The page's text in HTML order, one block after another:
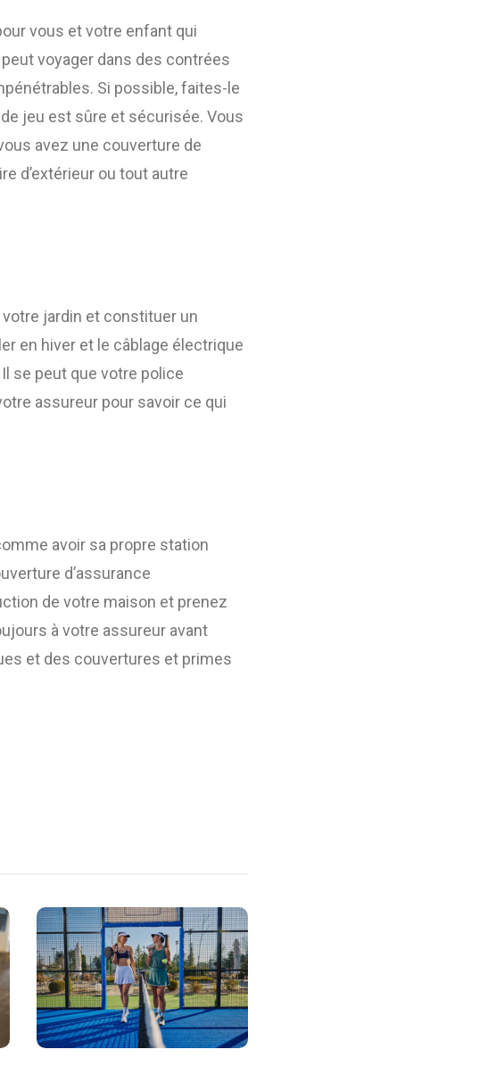
vous et votre enfant qui
voyager dans des contrées
Si possible, faites-le
jeu est sûre et sécurisée. Vous
avez une couverture de
d’extérieur ou tout autre
votre jardin et constituer un
en hiver et le câblage électrique
se peut que votre police
assureur pour savoir ce qui
avoir sa propre station
d’assurance
de votre maison et prenez
à votre assureur avant
et des couvertures et primes